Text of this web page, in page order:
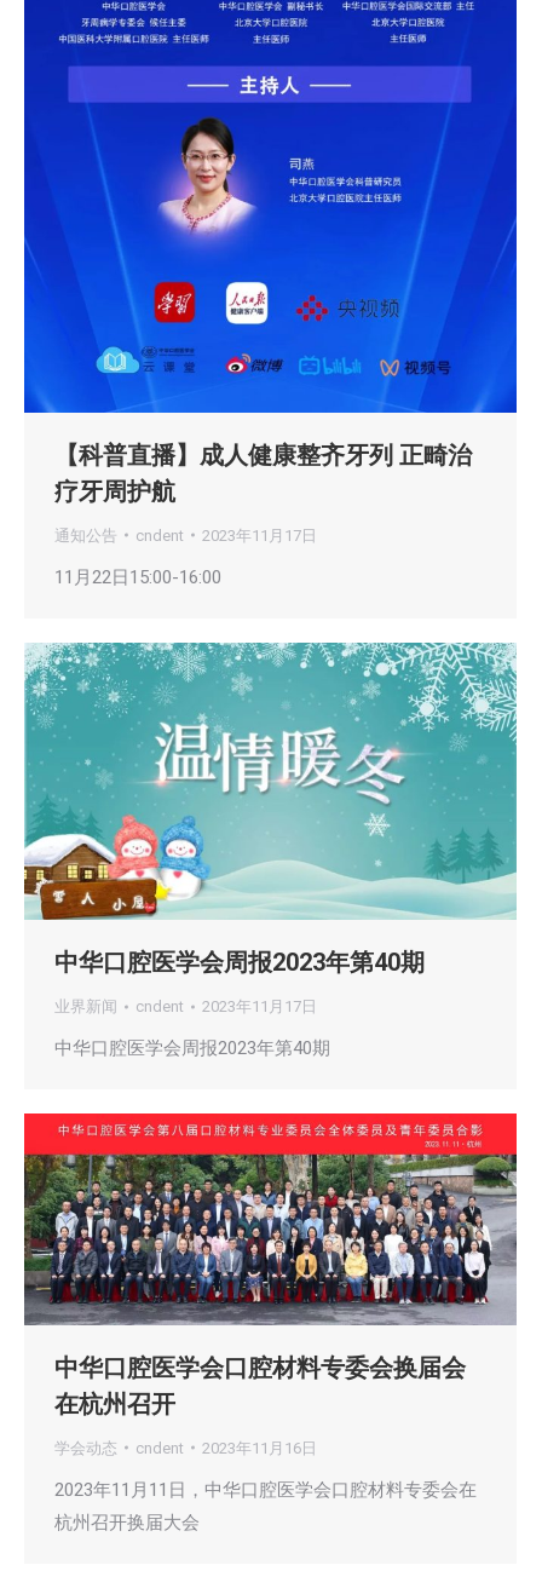
【科普直播】成人健康整齐牙列 正畸治
疗牙周护航
通知公告 cndent 2023年11月17日
11月22日15:00-16:00
中华口腔医学会周报2023年第40期
业界新闻 cndent 2023年11月17日
中华口腔医学会周报2023年第40期
中华口腔医学会口腔材料专委会换届会
在杭州召开
学会动态 cndent 2023年11月16日
2023年11月11日，中华口腔医学会口腔材料专委会在
杭州召开换届大会